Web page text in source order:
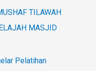
TILAWAH
MASJID
Pelatihan